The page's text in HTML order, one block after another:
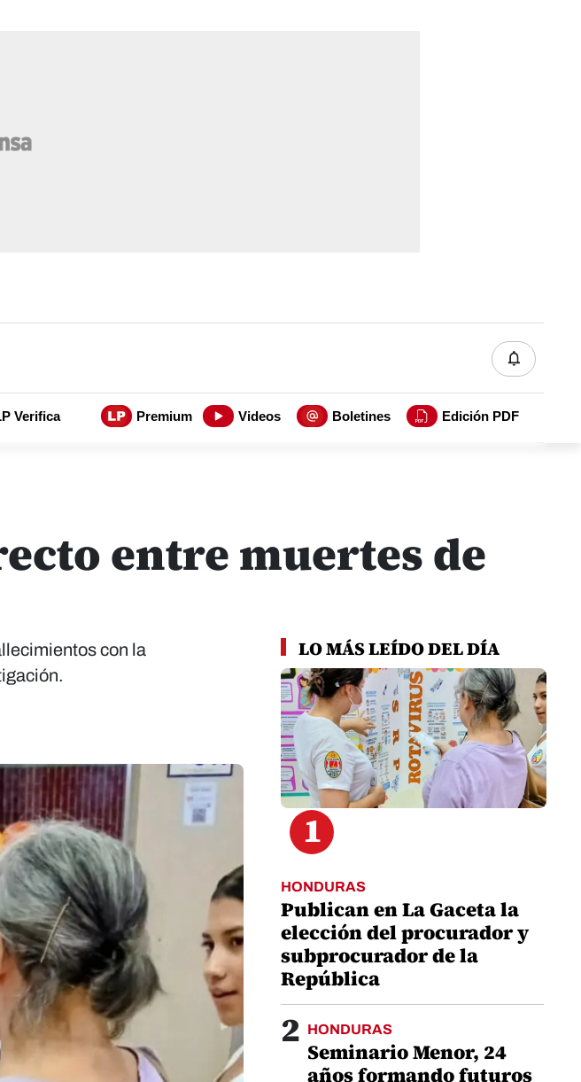
Verifica Premium Videos Boletines Edición PDF
entre muertes de
con la
LO MÁS LEÍDO DEL DÍA
1
HONDURAS
Publican en La Gaceta la
elección del procurador y
subprocurador de la
República
2 HONDURAS
Seminario Menor, 24
años formando futuros